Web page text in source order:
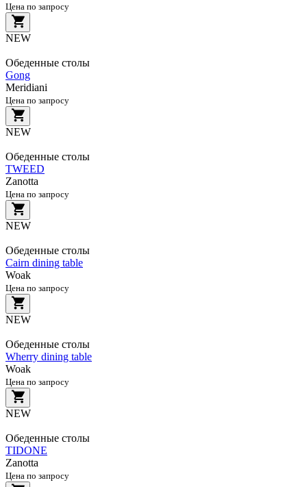
Цена по запросу
NEW
Обеденные столы
Gong
Meridiani
Цена по запросу
NEW
Обеденные столы
TWEED
Zanotta
Цена по запросу
NEW
Обеденные столы
Cairn dining table
Woak
Цена по запросу
NEW
Обеденные столы
Wherry dining table
Woak
Цена по запросу
NEW
Обеденные столы
TIDONE
Zanotta
Цена по запросу